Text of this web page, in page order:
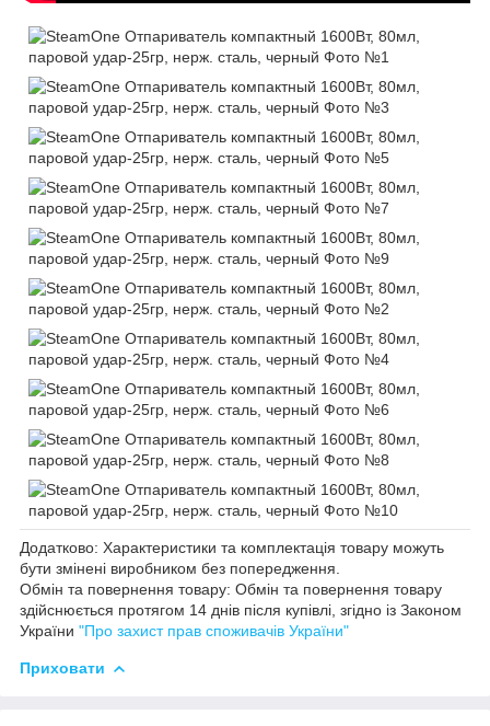
Додатково: Характеристики та комплектація товару можуть
бути змінені виробником без попередження.
Обмін та повернення товару: Обмін та повернення товару
здійснюється протягом 14 днів після купівлі, згідно із Законом
України "Про захист прав споживачів України"
Приховати